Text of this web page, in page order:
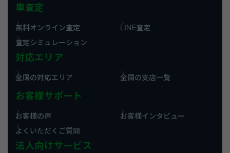
車査定
無料オンライン査定
LINE査定
査定シミュレーション
対応エリア
全国の対応エリア 全国の支店一覧
お客様サポート
お客様の声
お客様インタビュー
よくいただくご質問
法人向けサービス